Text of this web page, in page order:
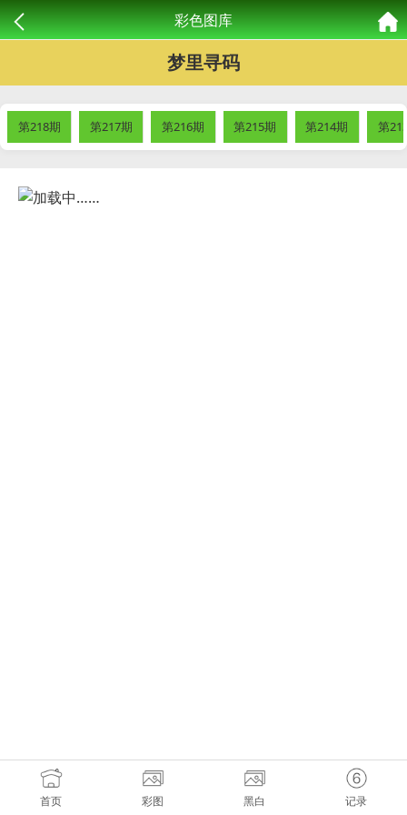
彩色图库
梦里寻码
第218期 第217期 第216期 第215期 第214期 第
首页 彩图 黑白 记录